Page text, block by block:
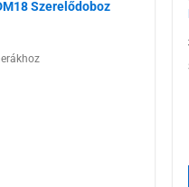
Szerelődoboz